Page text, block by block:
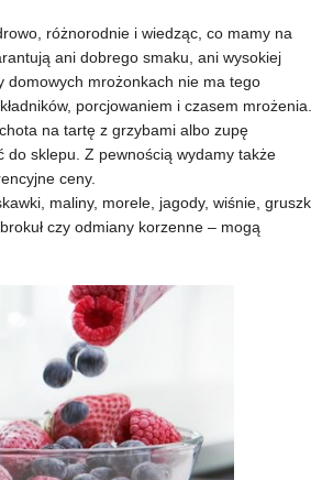
różnorodnie i wiedząc, co mamy na
ani dobrego smaku, ani wysokiej
domowych mrożonkach nie ma tego
porcjowaniem i czasem mrożenia.
na tartę z grzybami albo zupę
sklepu. Z pewnością wydamy także
ceny.
maliny, morele, jagody, wiśnie,
czy odmiany korzenne – mogą